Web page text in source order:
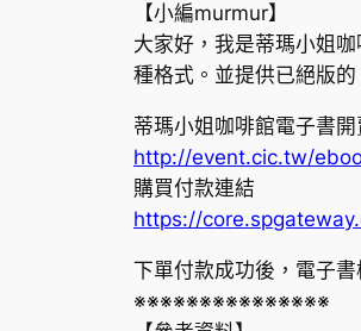
【小編murmur】
大家好，我是蒂瑪小姐
種格式。並提供已絕版
蒂瑪小姐咖啡館電子書開
http://event.cic.tw/
購買付款連結
https://
下單付款成功後，電子
※※※※※※※※※※※※※※※